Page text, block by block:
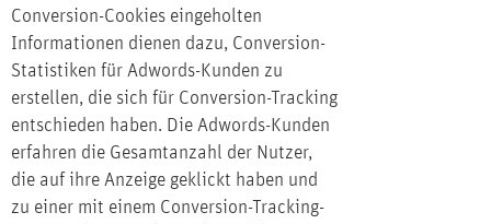
Conversion-Cookies eingeholten
Informationen dienen dazu, Conversion-
Statistiken für Adwords-Kunden zu
erstellen, die sich für Conversion-Tracking
entschieden haben. Die Adwords-Kunden
erfahren die Gesamtanzahl der Nutzer,
die auf ihre Anzeige geklickt haben und
zu einer mit einem Conversion-Tracking-